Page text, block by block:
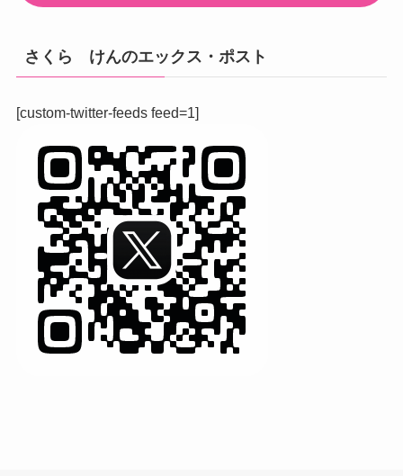
さくら けんのエックス・ポスト
[custom-twitter-feeds feed=1]